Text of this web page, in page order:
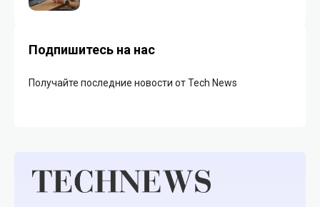
Подпишитесь на нас
Получайте последние новости от Tech News